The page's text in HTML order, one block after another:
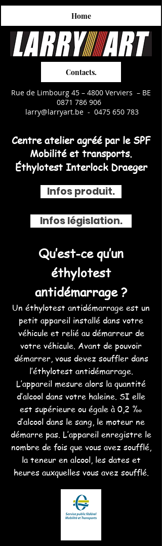
Home
Contacts.
Rue de Limbourg 45 – 4800 Verviers – BE
0871 786 906
larry@larryart.be - 0475 650 783
Centre atelier agréé par le SPF
Mobilité et transports.
Éthylotest Interlock Draeger
Infos produit.
Infos législation.
Qu’est-ce qu’un
éthylotest
antidémarrage ?
Un éthylotest antidémarrage est un
petit appareil installé dans votre
véhicule et relié au démarreur de
votre véhicule. Avant de pouvoir
démarrer, vous devez souffler dans
l’éthylotest antidémarrage.
L’appareil mesure alors la quantité
d’alcool dans votre haleine. SI elle
est supérieure ou égale à 0,2 ‰
d’alcool dans le sang, le moteur ne
démarre pas. L’appareil enregistre le
nombre de fois que vous avez soufflé,
la teneur en alcool, les dates et
heures auxquelles vous avez soufflé.